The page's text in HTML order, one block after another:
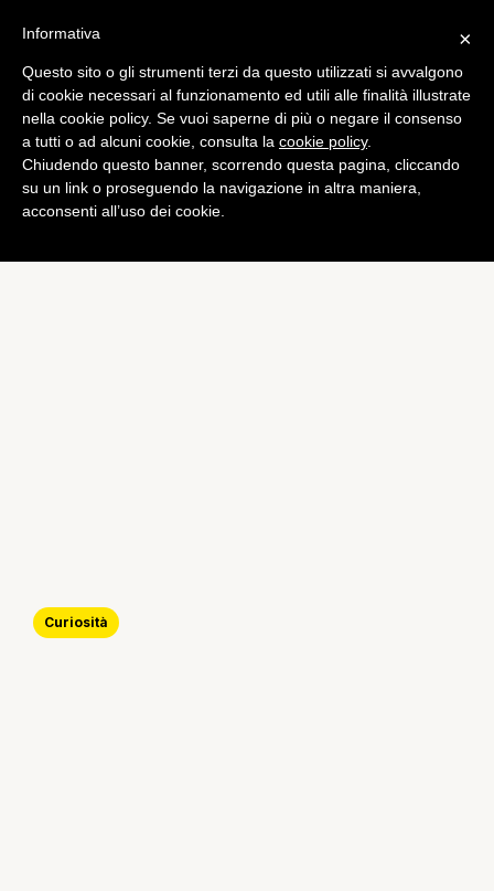
Curiosità
×
Informativa
Questo sito o gli strumenti terzi da questo utilizzati si avvalgono
di cookie necessari al funzionamento ed utili alle finalità illustrate
nella cookie policy. Se vuoi saperne di più o negare il consenso
a tutti o ad alcuni cookie, consulta la cookie policy.
Chiudendo questo banner, scorrendo questa pagina, cliccando
su un link o proseguendo la navigazione in altra maniera,
acconsenti all’uso dei cookie.